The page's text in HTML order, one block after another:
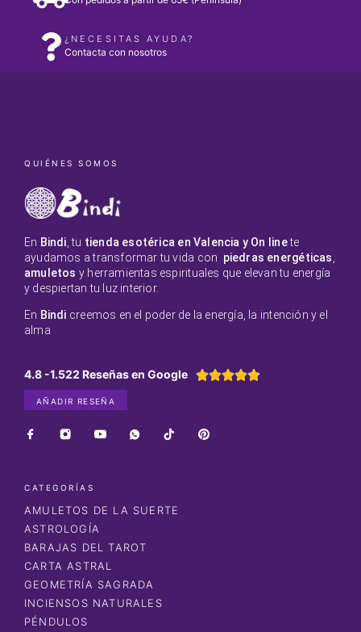
¿NECESITAS AYUDA?
Contacta con nosotros
QUIÉNES SOMOS
En Bindi , tu tienda esotérica en Valencia y On linete
ayudamos a transformar tu vida con piedras energéticas
amuletos y herramientas espirituales que elevan tu energía
y despiertan tu luz interior.
En Bindi creemos en el poder de la energía, la intención y el
alma
4.8 -1.522 Reseñas en Google 
AÑADIR RESEÑA
CATEGORÍAS
AMULETOS DE LA SUERTE
ASTROLOGÍA
BARAJAS DEL TAROT
CARTA ASTRAL
GEOMETRÍA SAGRADA
INCIENSOS NATURALES
PÉNDULOS